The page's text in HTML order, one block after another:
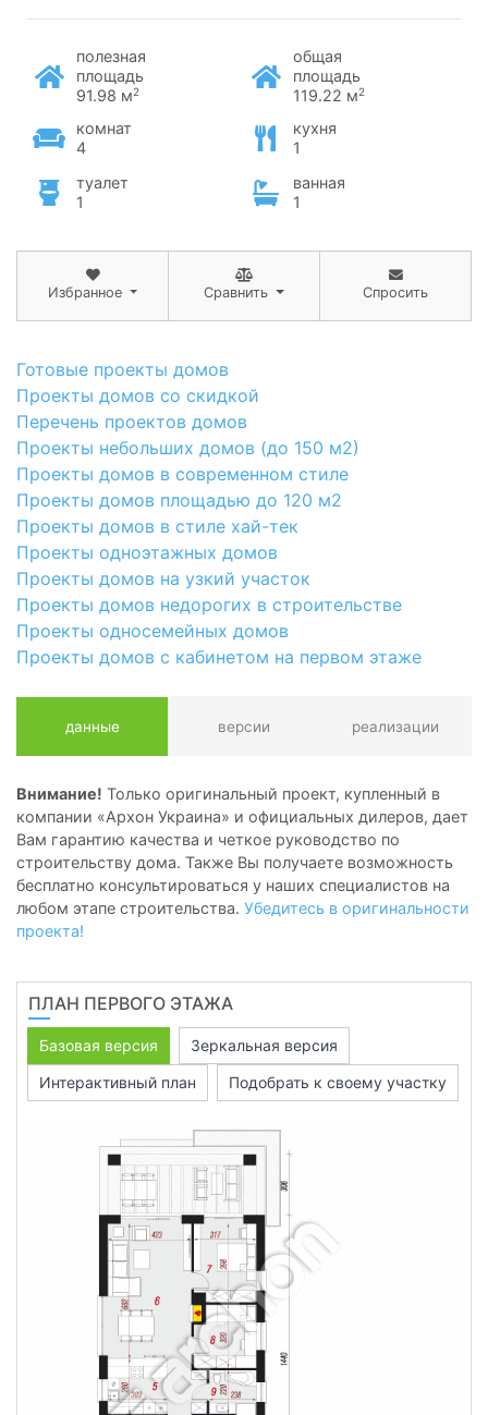
полезная
площадь
91.98 м2
общая
площадь
119.22 м2
комнат
4
кухня
1
туалет
1
ванная
1
Избранное Сравнить Спросить
Готовые проекты домов
Проекты домов со скидкой
Перечень проектов домов
Проекты небольших домов (до 150 м2)
Проекты домов в современном стиле
Проекты домов площадью до 120 м2
Проекты домов в стиле хай-тек
Проекты одноэтажных домов
Проекты домов на узкий участок
Проекты домов недорогих в строительстве
Проекты односемейных домов
Проекты домов с кабинетом на первом этаже
данные версии реализации
Внимание! Только оригинальный проект, купленный в
компании «Архон Украина» и официальных дилеров, дает
Вам гарантию качества и четкое руководство по
строительству дома. Также Вы получаете возможность
бесплатно консультироваться у наших специалистов на
любом этапе строительства. Убедитесь в оригинальности
проекта!
ПЛАН ПЕРВОГО ЭТАЖА
Базовая версия
Зеркальная версия
Интерактивный план
Подобрать к своему участку